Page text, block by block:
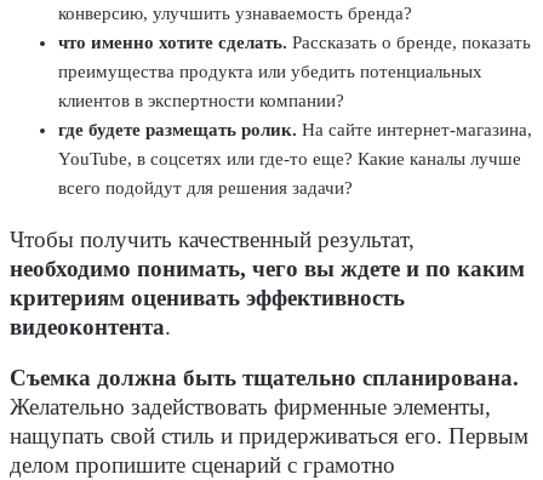
конверсию, улучшить узнаваемость бренда?
что именно хотите сделать. Рассказать о бренде, показать
преимущества продукта или убедить потенциальных
клиентов в экспертности компании?
где будете размещать ролик. На сайте интернет-магазина,
YouTube, в соцсетях или где-то еще? Какие каналы лучше
всего подойдут для решения задачи?
Чтобы получить качественный результат,
необходимо понимать, чего вы ждете и по каким
критериям оценивать эффективность
видеоконтента.
Съемка должна быть тщательно спланирована.
Желательно задействовать фирменные элементы,
нащупать свой стиль и придерживаться его. Первым
делом пропишите сценарий с грамотно